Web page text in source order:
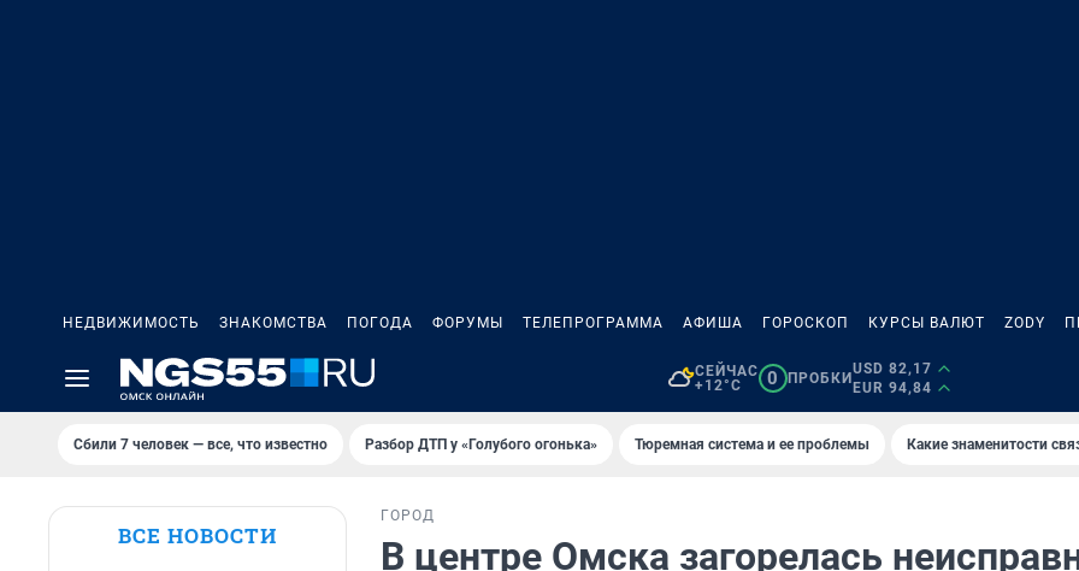
НЕДВИЖИМОСТЬ ЗНАКОМСТВА ПОГОДА ФОРУМЫ ТЕЛЕПРОГРАММА АФИША ГОРОСКОП КУРСЫ ВАЛЮТ ZODY
СЕЙЧАС
+12°C
0 ПРОБКИ
USD 82,17
EUR 94,84
Сбили 7 человек — все, что известно Разбор ДТП у «Голубого огонька» Тюремная система и ее проблемы Какие знаменитости
ВСЕ НОВОСТИ
ГОРОД
В центре Омска загорелась